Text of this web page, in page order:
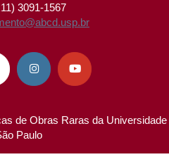
3091-1567
 
de Obras Raras da Universidade
Paulo